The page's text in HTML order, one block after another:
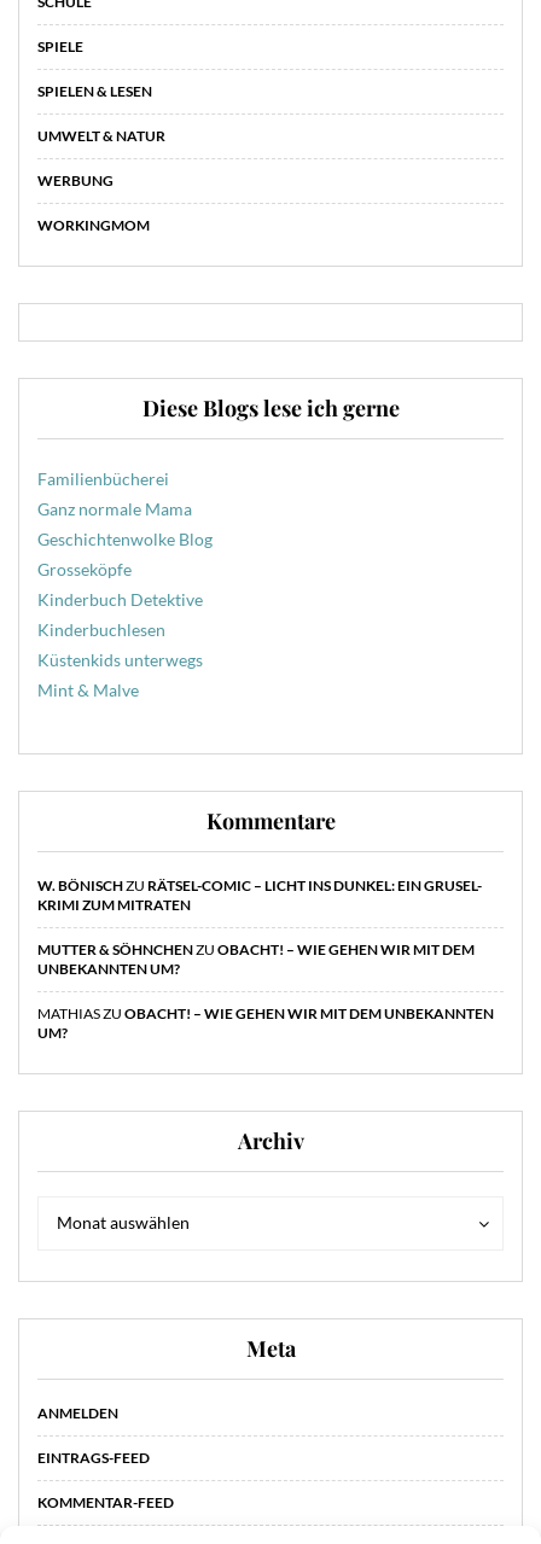
SPIELE
SPIELEN & LESEN
UMWELT & NATUR
WERBUNG
WORKINGMOM
Diese Blogs lese ich gerne
Familienbücherei
Ganz normale Mama
Geschichtenwolke Blog
Grosseköpfe
Kinderbuch Detektive
Kinderbuchlesen
Küstenkids unterwegs
Mint & Malve
Kommentare
W. BÖNISCHZU RÄTSEL-COMIC – LICHT INS DUNKEL: EIN GRUSEL-
KRIMI ZUM MITRATEN
MUTTER & SÖHNCHENZU OBACHT! – WIE GEHEN WIR MIT DEM
UNBEKANNTEN UM?
MATHIASZU OBACHT! – WIE GEHEN WIR MIT DEM UNBEKANNTEN
UM?
Archiv
Monat auswählen
Meta
ANMELDEN
EINTRAGS-FEED
KOMMENTAR-FEED